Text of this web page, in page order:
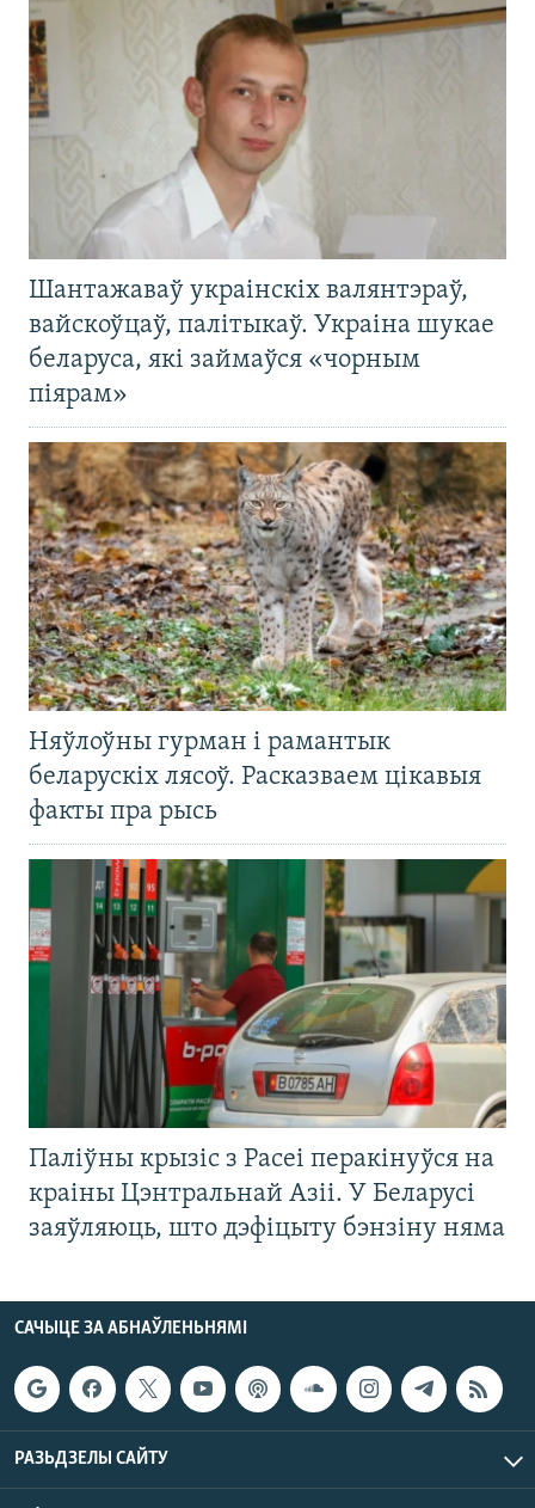
Шантажаваў украінскіх валянтэраў,
вайскоўцаў, палітыкаў. Украіна шукае
беларуса, які займаўся «чорным
піярам»
Няўлоўны гурман і рамантык
беларускіх лясоў. Расказваем цікавыя
факты пра рысь
Паліўны крызіс з Расеі перакінуўся на
краіны Цэнтральнай Азіі. У Беларусі
заяўляюць, што дэфіцыту бэнзіну няма
САЧЫЦЕ ЗА АБНАЎЛЕНЬНЯМІ
РАЗЬДЗЕЛЫ САЙТУ